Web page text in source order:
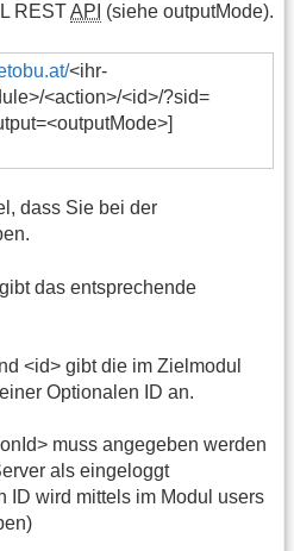
RESTAPI (siehe outputMode).
<ihr-
<action>/<id>/?sid=
dass Sie bei der
das entsprechende
<id> gibt die im Zielmodul
Optionalen ID an.
muss angegeben werden
als eingeloggt
ID wird mittels im Modul users